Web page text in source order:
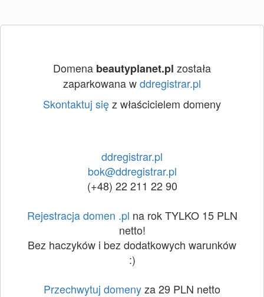
Domena beautyplanet.pl została
zaparkowana wddregistrar.pl
Skontaktuj sięz właścicielem domeny
ddregistrar.pl
bok@ddregistrar.pl
(+48) 22 211 22 90
Rejestracja domen .pl na rok TYLKO 15 PLN
netto!
Bez haczyków i bez dodatkowych warunków
:)
Przechwytuj domenyza 29 PLN netto